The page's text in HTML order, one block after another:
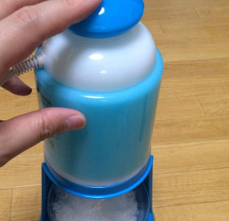
ダ
ー
を
改
て
買
っ
て
み